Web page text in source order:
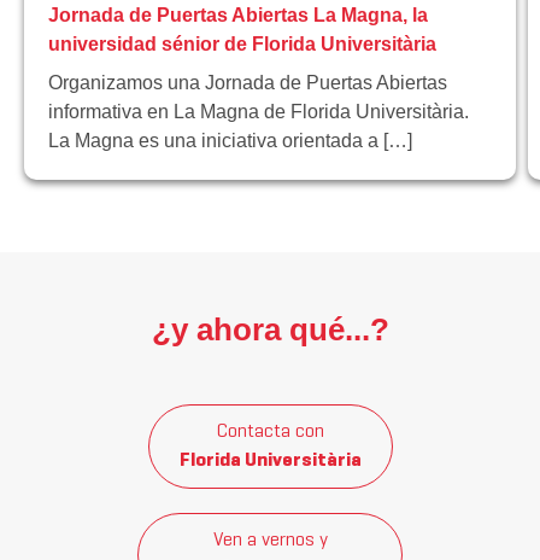
Jornada de Puertas Abiertas La Magna, la
universidad sénior de Florida Universitària
Organizamos una Jornada de Puertas Abiertas
informativa en La Magna de Florida Universitària.
La Magna es una iniciativa orientada a […]
¿y ahora qué...?
Contacta con
Florida Universitària
Ven a vernos y